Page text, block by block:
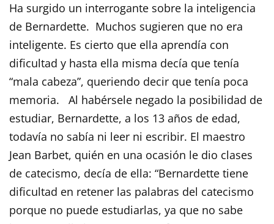
Ha surgido un interrogante sobre la inteligencia
de Bernardette. Muchos sugieren que no era
inteligente. Es cierto que ella aprendía con
dificultad y hasta ella misma decía que tenía
“mala cabeza”, queriendo decir que tenía poca
memoria. Al habérsele negado la posibilidad de
estudiar, Bernardette, a los 13 años de edad,
todavía no sabía ni leer ni escribir. El maestro
Jean Barbet, quién en una ocasión le dio clases
de catecismo, decía de ella: “Bernardette tiene
dificultad en retener las palabras del catecismo
porque no puede estudiarlas, ya que no sabe